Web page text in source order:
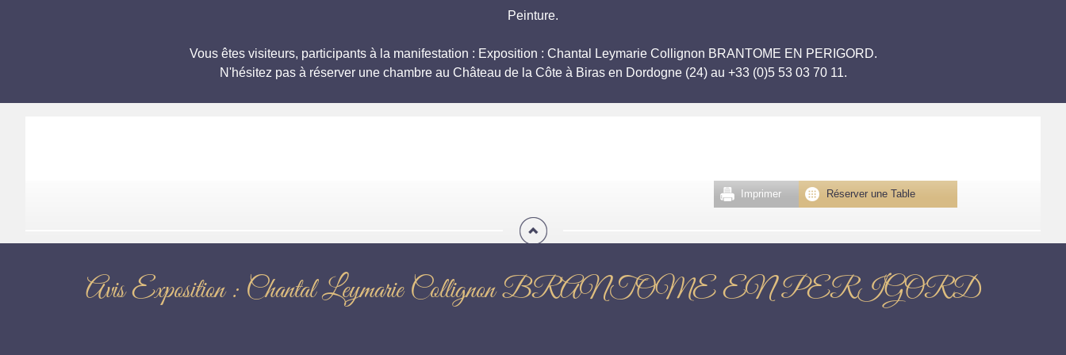
Peinture.
Vous êtes visiteurs, participants à la manifestation : Exposition : Chantal Leymarie Collignon BRANTOME EN PERIGORD.
N'hésitez pas à réserver une chambre au Château de la Côte à Biras en Dordogne (24) au +33 (0)5 53 03 70 11.
Réserver une Table
Imprimer
Avis Exposition : Chantal Leymarie Collignon BRANTOME EN PERIGORD